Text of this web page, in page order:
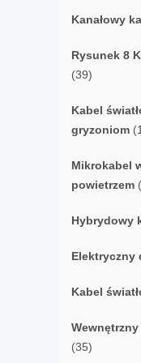
Kanałowy
Rysunek 8
(39)
Kabel
gryzoniom
Mikrokabel
powietrzem
Hybrydowy
Elektryczny
Kabel
(35)